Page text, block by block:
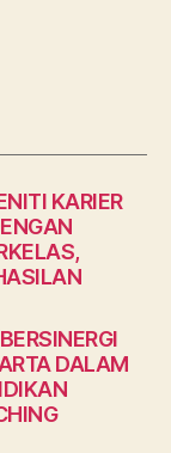
KARIER
DALAM